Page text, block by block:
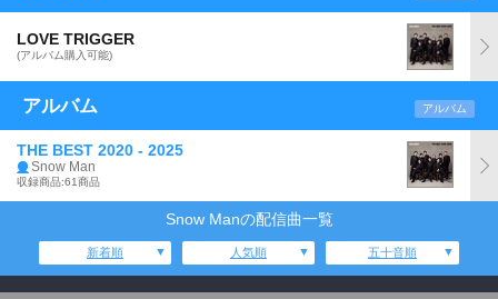
LOVE TRIGGER
(アルバム購入可能)
アルバム アルバム
THE BEST 2020 - 2025
Snow Man
収録商品:61商品
Snow Manの配信曲一覧
新着順 人気順 五十音順